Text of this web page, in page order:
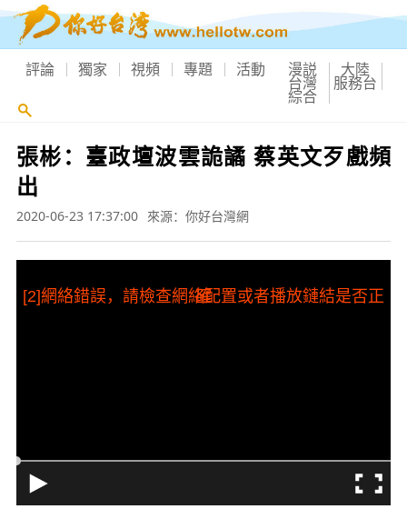
評論 獨家 視頻 專題 活動 漫説 大陸
台灣 服務台
綜合
張彬：臺政壇波雲詭譎 蔡英文歹戲頻
出
2020-06-23 17:37:00 來源：你好台灣網
[2]網絡錯誤，請檢查網絡配置或者播放鏈結是否正確